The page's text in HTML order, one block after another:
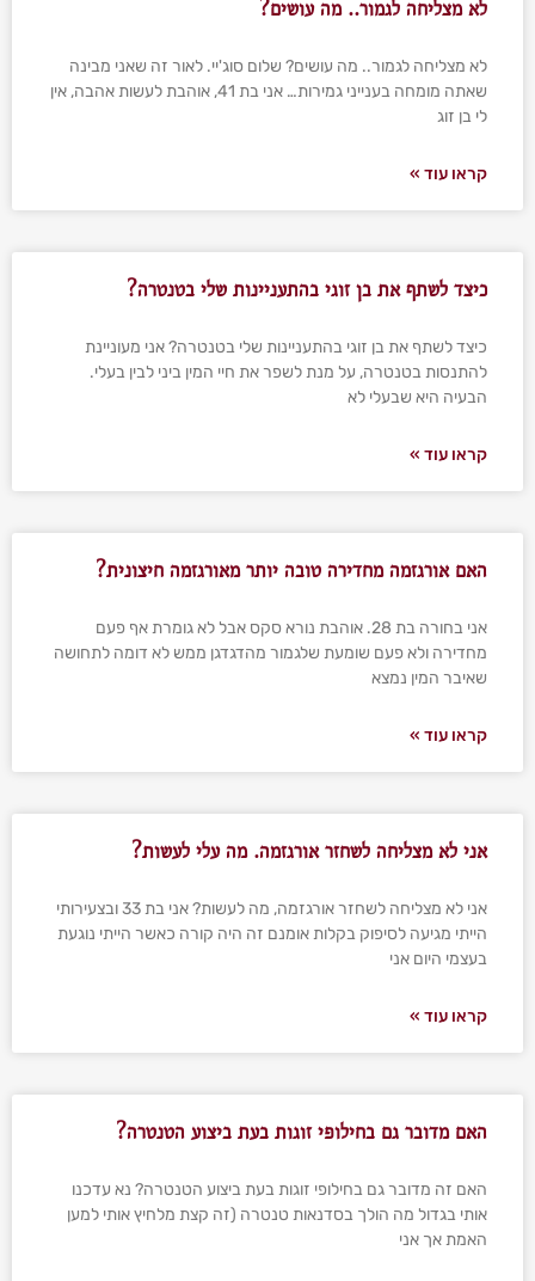
לא מצליחה לגמור.. מה עושים?
לא מצליחה לגמור.. מה עושים? שלום סוג'יי. לאור זה שאני מבינה
שאתה מומחה בענייני גמירות… אני בת 41, אוהבת לעשות אהבה, אין
לי בן זוג
קראו עוד »
כיצד לשתף את בן זוגי בהתעניינות שלי בטנטרה?
כיצד לשתף את בן זוגי בהתעניינות שלי בטנטרה? אני מעוניינת
להתנסות בטנטרה, על מנת לשפר את חיי המין ביני לבין בעלי.
הבעיה היא שבעלי לא
קראו עוד »
האם אורגזמה מחדירה טובה יותר מאורגזמה חיצונית?
אני בחורה בת 28. אוהבת נורא סקס אבל לא גומרת אף פעם
מחדירה ולא פעם שומעת שלגמור מהדגדגן ממש לא דומה לתחושה
שאיבר המין נמצא
קראו עוד »
אני לא מצליחה לשחזר אורגזמה. מה עלי לעשות?
אני לא מצליחה לשחזר אורגזמה, מה לעשות? אני בת 33 ובצעירותי
הייתי מגיעה לסיפוק בקלות אומנם זה היה קורה כאשר הייתי נוגעת
בעצמי היום אני
קראו עוד »
האם מדובר גם בחילופי זוגות בעת ביצוע הטנטרה?
האם זה מדובר גם בחילופי זוגות בעת ביצוע הטנטרה? נא עדכנו
אותי בגדול מה הולך בסדנאות טנטרה (זה קצת מלחיץ אותי למען
האמת אך אני